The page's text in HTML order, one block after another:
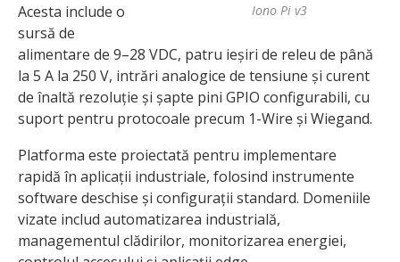
Iono Pi v3
Acesta include o
sursă de
alimentare de 9–28 VDC, patru ieșiri de releu de până
la 5 A la 250 V, intrări analogice de tensiune și curent
de înaltă rezoluție și șapte pini GPIO configurabili, cu
suport pentru protocoale precum 1-Wire și Wiegand.
Platforma este proiectată pentru implementare
rapidă în aplicații industriale, folosind instrumente
software deschise și configurații standard. Domeniile
vizate includ automatizarea industrială,
managementul clădirilor, monitorizarea energiei,